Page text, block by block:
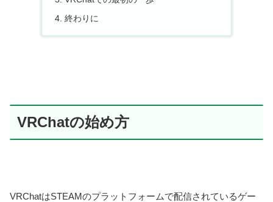
終わりに
VRChatの始め方
VRChatはSTEAMのプラットフォームで配信されているゲー